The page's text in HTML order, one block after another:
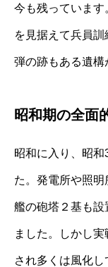
今も残っていま
を見据えて兵員
弾の跡もある遺構
昭和期の全面
昭和に入り、昭
た。発電所や照
艦の砲塔２基も
ました。しかし
され多くは風化し